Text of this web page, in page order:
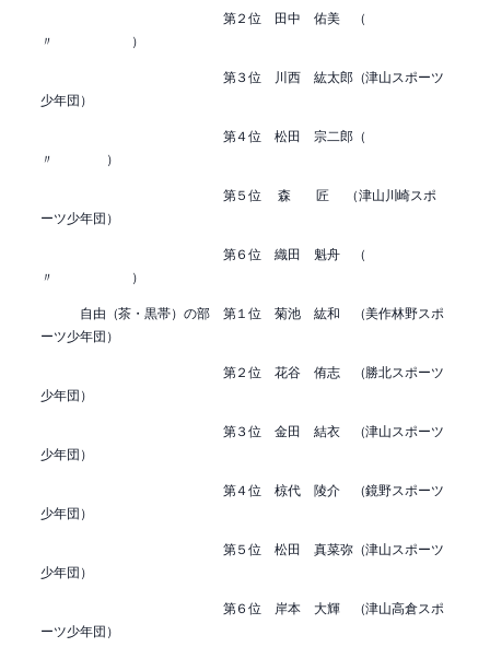
第２位 田中 佑美 （
〃 ）
第３位 川西 紘太郎（津山スポーツ
少年団）
第４位 松田 宗二郎（
〃 ）
第５位 森 匠 （津山川崎スポ
ーツ少年団）
第６位 織田 魁舟 （
〃 ）
自由（茶・黒帯）の部 第１位 菊池 紘和 （美作林野スポ
ーツ少年団）
第２位 花谷 侑志 （勝北スポーツ
少年団）
第３位 金田 結衣 （津山スポーツ
少年団）
第４位 椋代 陵介 （鏡野スポーツ
少年団）
第５位 松田 真菜弥（津山スポーツ
少年団）
第６位 岸本 大輝 （津山高倉スポ
ーツ少年団）